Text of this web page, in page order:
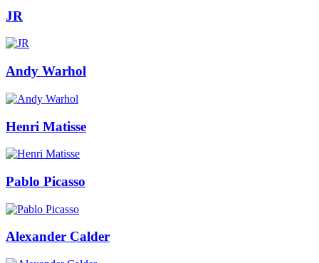
JR
Andy Warhol
Henri Matisse
Pablo Picasso
Alexander Calder